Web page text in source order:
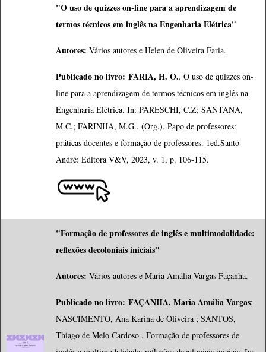
"O uso de quizzes on-line para a aprendizagem de
termos técnicos em inglês na Engenharia Elétrica"
Autores: Vários autores e Helen de Oliveira Faria.
Publicado no livro: FARIA, H. O.. O uso de quizzes on-
line para a aprendizagem de termos técnicos em inglês na
Engenharia Elétrica. In: PARESCHI, C.Z; SANTANA,
M.C.; FARINHA, M.G.. (Org.). Papo de professores:
práticas docentes e formação de professores. 1ed.Santo
André: Editora V&V, 2023, v. 1, p. 106-115.
"Formação de professores de inglês e multimodalidade:
reflexões decoloniais iniciais"
Autores: Vários autores e Maria Amália Vargas Façanha.
Publicado no livro: FAÇANHA, Maria Amália Vargas;
NASCIMENTO, Ana Karina de Oliveira ; SANTOS,
Thiago de Melo Cardoso . Formação de professores de